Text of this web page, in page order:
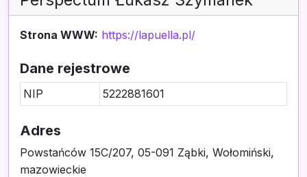
Strona WWW: https://lapuella.pl/
Dane rejestrowe
NIP 5222881601
Adres
Powstańców 15C/207, 05-091 Ząbki, Wołomiński,
mazowieckie